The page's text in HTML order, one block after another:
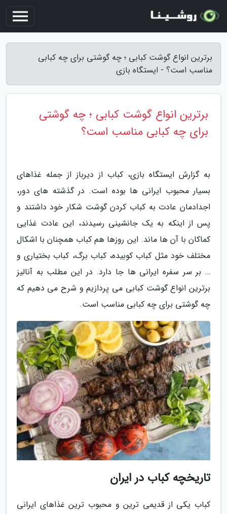
برترین انواع گوشت کبابی ؛ چه گوشتی برای چه کبابی
مناسب است؟ - ایستگاه بازی
برترین انواع گوشت کبابی ؛ چه گوشتی
برای چه کبابی مناسب است؟
به گزارش ایستگاه بازی، کباب از دیرباز از جمله غذاهای
بسیار محبوب ایرانی ها بوده است. در گذشته های دور،
اجدادمان عادت به کباب کردن گوشت شکار خود داشتند و
پس از اینکه به یک جانشینی رسیدند، این عادت غذایی
کماکان با آن ها ماند. این روزها هم کباب همچنان با اشکال
مختلف خود مثل کباب کوبیده، کباب برگ، کباب بختیاری و
… بر سر سفره ایرانی ها جا دارد. در این مطلب به آنالیز
برترین انواع گوشت کبابی می پردازیم و شرح می دهیم که
چه گوشتی برای چه کبابی مناسب است.
تاریخچه کباب در ایران
کباب یکی از قدیمی ترین و محبوب ترین غذاهای ایرانی